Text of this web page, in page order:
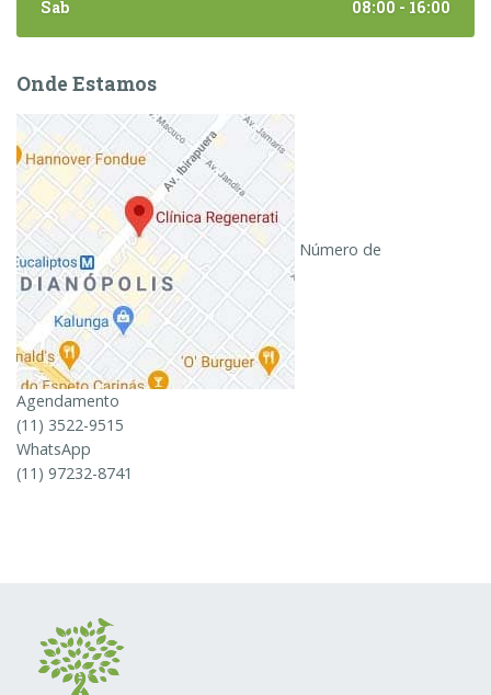
Sab
08:00 - 16:00
Onde Estamos
Número de
Agendamento
(11) 3522-9515
WhatsApp
(11) 97232-8741